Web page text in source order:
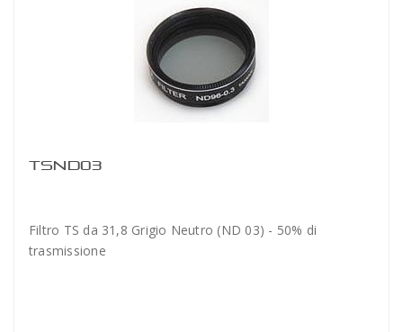
TSND03
Filtro TS da 31,8 Grigio Neutro (ND 03) - 50% di
trasmissione